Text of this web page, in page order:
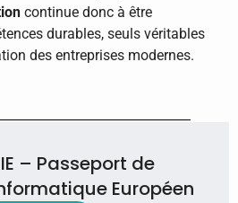
– Passeport de
Européen
continue donc à être
durables, seuls véritables
des entreprises modernes.